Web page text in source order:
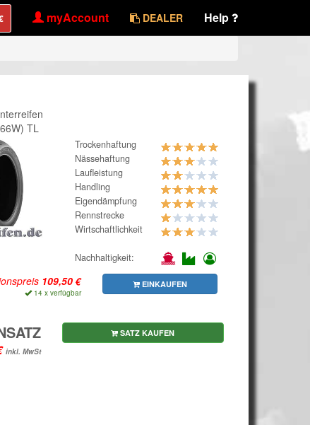
myAccount DEALER Help
TL
Trockenhaftung
Nässehaftung
Laufleistung
Handling
Eigendämpfung
Rennstrecke
Wirtschaftlichkeit
Nachhaltigkeit:
14 x verfügbar
EINKAUFEN
inkl. MwSt
SATZ KAUFEN